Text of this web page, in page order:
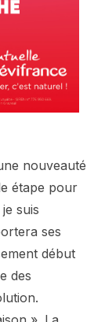
nouveauté
étape pour
suis
ses
début
des